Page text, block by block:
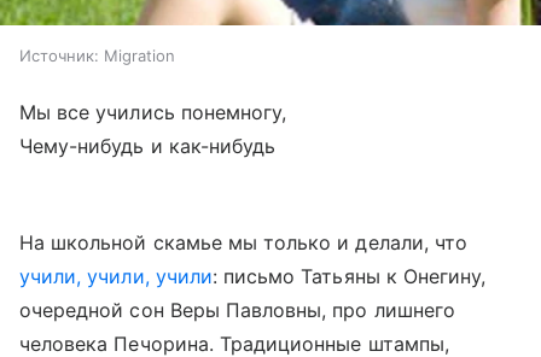
Источник: Migration
Мы все учились понемногу,
Чему-нибудь и как-нибудь
На школьной скамье мы только и делали, что
учили, учили, учили: письмо Татьяны к Онегину,
очередной сон Веры Павловны, про лишнего
человека Печорина. Традиционные штампы,